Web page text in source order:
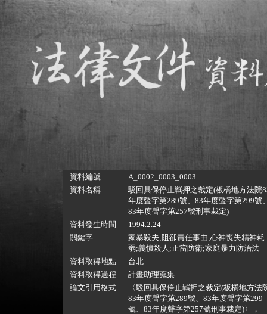
資料編號
A_0002_0003_0003
資料名稱
駁回具保停止羈押之裁定(板橋地方法院
年度聲字第289號、83年度聲字第299號
83年度聲字第257號刑事裁定)
資料發生時間
1994.2.24
關鍵字
家暴殺夫;阻卻責任事由;心神喪失精神耗
弱;義憤殺人;正當防衛;家庭暴力防治法
資料取得地點
台北
資料取得過程
計畫助理蒐集
論文引用格式
〈駁回具保停止羈押之裁定(板橋地方法
83年度聲字第289號、83年度聲字第299
號、83年度聲字第257號刑事裁定)〉，